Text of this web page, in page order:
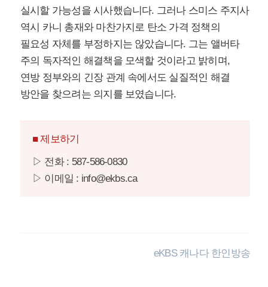
실시할 가능성을 시사했습니다. 그러나 스미스 주지사
역시 카니 총재와 마찬가지로 탄소 가격 정책의
필요성 자체를 부정하지는 않았습니다. 그는 앨버타
주의 독자적인 해결책을 모색할 것이라고 밝히며,
연방 정부와의 긴장 관계 속에서도 실질적인 해결
방안을 찾으려는 의지를 보였습니다.
■ 제보하기
▷ 전화 : 587-586-0830
▷ 이메일 : info@ekbs.ca
eKBS 캐나다 한인방송